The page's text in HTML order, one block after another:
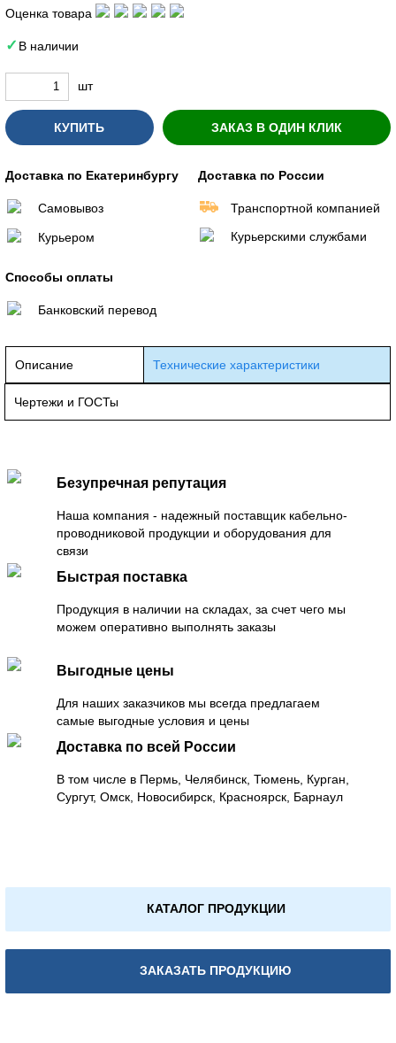
Оценка товара
В наличии
шт
КУПИТЬ ЗАКАЗ В ОДИН КЛИК
Доставка по Екатеринбургу
Самовывоз
Курьером
Доставка по России
Транспортной компанией
Курьерскими службами
Способы оплаты
Банковский перевод
Описание Технические характеристики
Чертежи и ГОСТы
Безупречная репутация
Наша компания - надежный поставщик кабельно-
проводниковой продукции и оборудования для
связи
Быстрая поставка
Продукция в наличии на складах, за счет чего мы
можем оперативно выполнять заказы
Выгодные цены
Для наших заказчиков мы всегда предлагаем
самые выгодные условия и цены
Доставка по всей России
В том числе в Пермь, Челябинск, Тюмень, Курган,
Сургут, Омск, Новосибирск, Красноярск, Барнаул
КАТАЛОГ ПРОДУКЦИИ
ЗАКАЗАТЬ ПРОДУКЦИЮ